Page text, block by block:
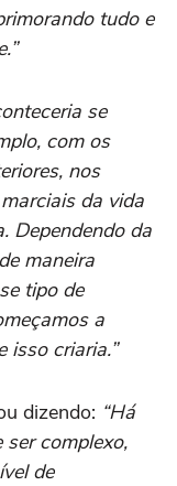
tudo e
se
com os
nos
da vida
Dependendo da
maneira
tipo de
a
isso criaria.”
dizendo: “Há
complexo,
de